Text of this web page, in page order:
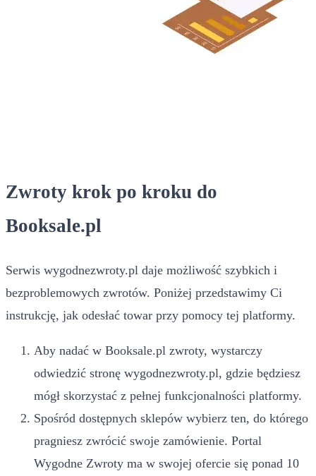
Zwroty krok po kroku do
Booksale.pl
Serwis wygodnezwroty.pl daje możliwość szybkich i
bezproblemowych zwrotów. Poniżej przedstawimy Ci
instrukcję, jak odesłać towar przy pomocy tej platformy.
Aby nadać w Booksale.pl zwroty, wystarczy
odwiedzić stronę wygodnezwroty.pl, gdzie będziesz
mógł skorzystać z pełnej funkcjonalności platformy.
Spośród dostępnych sklepów wybierz ten, do którego
pragniesz zwrócić swoje zamówienie. Portal
Wygodne Zwroty ma w swojej ofercie się ponad 10